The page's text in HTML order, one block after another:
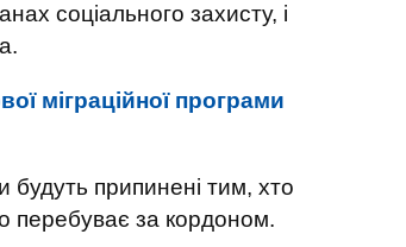
соціального захисту, і
міграційної програми
припинені тим, хто
перебуває за кордоном.